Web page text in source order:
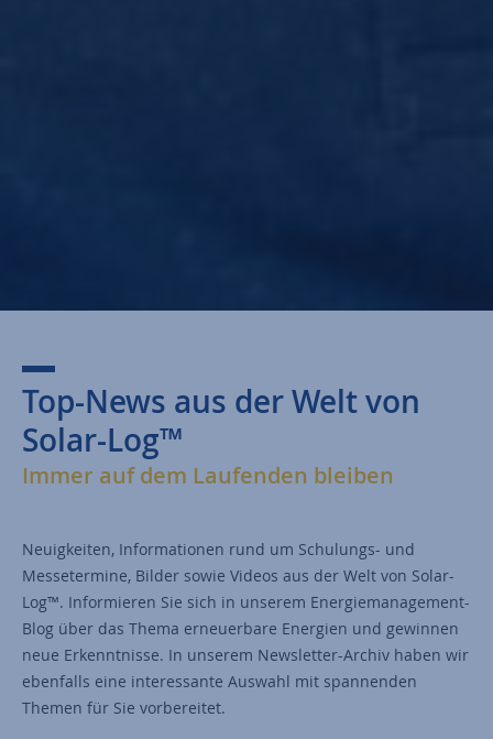
Top-News aus der Welt von
Solar-Log™
Immer auf dem Laufenden bleiben
Neuigkeiten, Informationen rund um Schulungs- und
Messetermine, Bilder sowie Videos aus der Welt von Solar-
Log™. Informieren Sie sich in unserem Energiemanagement-
Blog über das Thema erneuerbare Energien und gewinnen
neue Erkenntnisse. In unserem Newsletter-Archiv haben wir
ebenfalls eine interessante Auswahl mit spannenden
Themen für Sie vorbereitet.